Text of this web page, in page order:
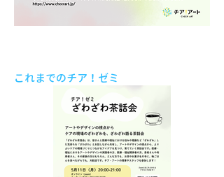
​これまでのチア！ゼミ